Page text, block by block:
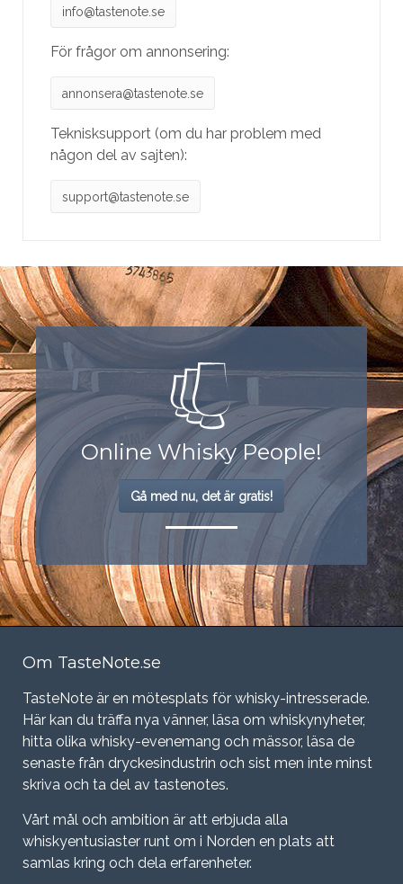
info@tastenote.se
För frågor om annonsering:
annonsera@tastenote.se
Teknisksupport (om du har problem med
någon del av sajten):
support@tastenote.se
Online Whisky People!
Gå med nu, det är gratis!
Om TasteNote.se
TasteNote är en mötesplats för whisky-intresserade.
Här kan du träffa nya vänner, läsa om whiskynyheter,
hitta olika whisky-evenemang och mässor, läsa de
senaste från dryckesindustrin och sist men inte minst
skriva och ta del av tastenotes.
Vårt mål och ambition är att erbjuda alla
whiskyentusiaster runt om i Norden en plats att
samlas kring och dela erfarenheter.